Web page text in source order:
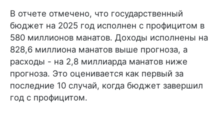
В отчете отмечено, что государственный
бюджет на 2025 год исполнен с профицитом в
580 миллионов манатов. Доходы исполнены на
828,6 миллиона манатов выше прогноза, а
расходы - на 2,8 миллиарда манатов ниже
прогноза. Это оценивается как первый за
последние 10 случай, когда бюджет завершил
год с профицитом.